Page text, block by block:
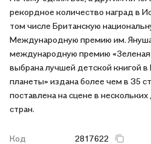
рекордное количество наград в
том числе Британскую
Международную премию им.
международную премию «Зеленая
выбрана лучшей детской книгой в
планеты» издана более чем в 35
поставлена на сцене в
стран.
Код
2817622